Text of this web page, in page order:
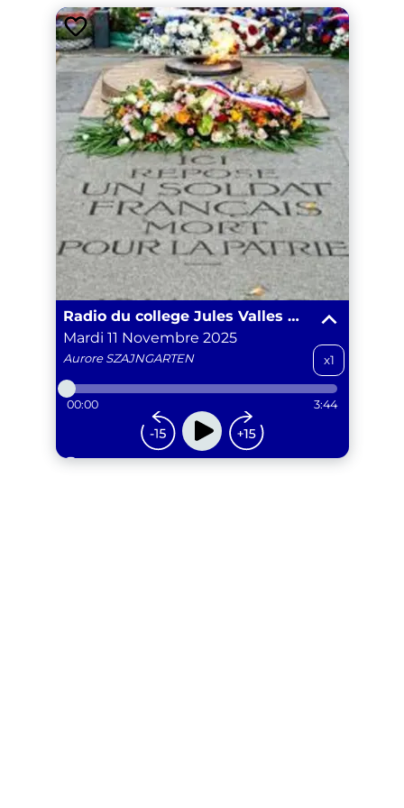
Radio du college Jules Valles Promo 2025-2026
Mardi 11 Novembre 2025
Aurore SZAJNGARTEN x1
00:00 3:44
...